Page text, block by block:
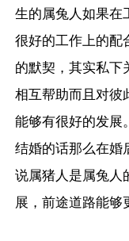
生的属兔人如果在
很好的工作上的配
的默契，其实私下
相互帮助而且对彼
能够有很好的发展
结婚的话那么在婚
说属猪人是属兔人
展，前途道路能够